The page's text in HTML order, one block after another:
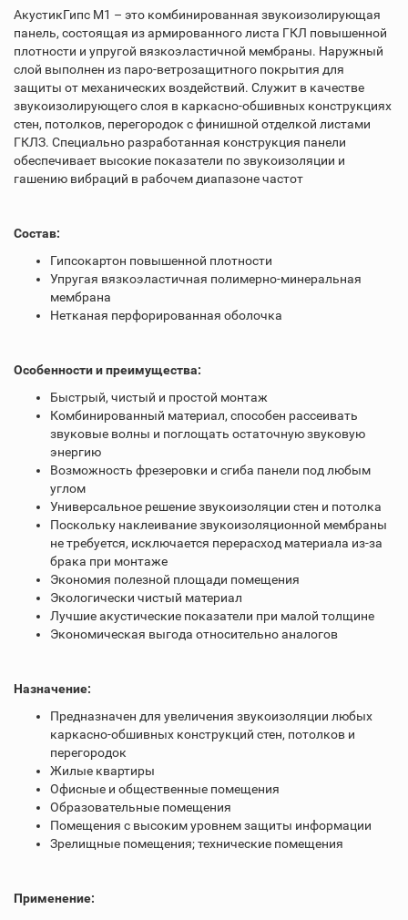
АкустикГипс М1 – это комбинированная звукоизолирующая
панель, состоящая из армированного листа ГКЛ повышенной
плотности и упругой вязкоэластичной мембраны. Наружный
слой выполнен из паро-ветрозащитного покрытия для
защиты от механических воздействий. Служит в качестве
звукоизолирующего слоя в каркасно-обшивных конструкциях
стен, потолков, перегородок с финишной отделкой листами
ГКЛЗ. Специально разработанная конструкция панели
обеспечивает высокие показатели по звукоизоляции и
гашению вибраций в рабочем диапазоне частот
Состав:
Гипсокартон повышенной плотности
Упругая вязкоэластичная полимерно-минеральная
мембрана
Нетканая перфорированная оболочка
Особенности и преимущества:
Быстрый, чистый и простой монтаж
Комбинированный материал, способен рассеивать
звуковые волны и поглощать остаточную звуковую
энергию
Возможность фрезеровки и сгиба панели под любым
углом
Универсальное решение звукоизоляции стен и потолка
Поскольку наклеивание звукоизоляционной мембраны
не требуется, исключается перерасход материала из-за
брака при монтаже
Экономия полезной площади помещения
Экологически чистый материал
Лучшие акустические показатели при малой толщине
Экономическая выгода относительно аналогов
Назначение:
Предназначен для увеличения звукоизоляции любых
каркасно-обшивных конструкций стен, потолков и
перегородок
Жилые квартиры
Офисные и общественные помещения
Образовательные помещения
Помещения с высоким уровнем защиты информации
Зрелищные помещения; технические помещения
Применение: